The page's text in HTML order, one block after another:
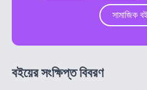
সামাজিক
বইয়ের সংক্ষিপ্ত বিবরণ